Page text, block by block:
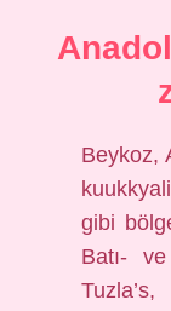
Beykoz,
gibi
Batı-